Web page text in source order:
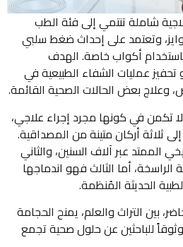
شاملة تنتمي إلى فئة الطب
وايز، وتعتمد على إحداث ضغط سلبي
أكواب خاصة. الهدف
عمليات الشفاء الطبيعية في
وعلاج بعض الحالات الصحية القائمة.
تكمن في كونها مجرد إجراء علاجي،
ثلاثة أركان متينة من المصداقية.
الممتد عبر آلاف السنين، والثاني
الراسخة، أما الثالث فهو اندماجها
الحديثة المُنظمة.
بين التراث والعلم، يمنح الحجامة
للباحثين عن حلول صحية تجمع